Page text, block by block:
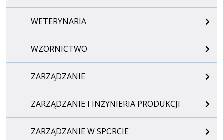
WETERYNARIA
WZORNICTWO
ZARZĄDZANIE
ZARZĄDZANIE I INŻYNIERIA PRODUKCJI
ZARZĄDZANIE W SPORCIE